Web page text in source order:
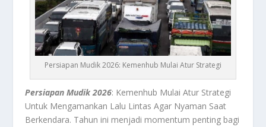
Persiapan Mudik 2026: Kemenhub Mulai Atur Strategi
Persiapan Mudik 2026: Kemenhub Mulai Atur Strategi
Untuk Mengamankan Lalu Lintas Agar Nyaman Saat
Berkendara. Tahun ini menjadi momentum penting bagi